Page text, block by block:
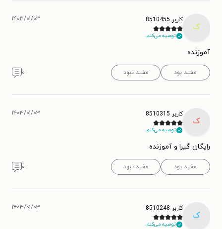
ک
کاربر 8510455
توصیه می‌کنم.
۱۴۰۳/۰۱/۰۳
آموزنده
مفید بود مفید نبود ۰
ک
کاربر 8510315
توصیه می‌کنم.
۱۴۰۳/۰۱/۰۳
رایگان گیرا و آموزنده
مفید بود مفید نبود ۰
ک
کاربر 8510248
توصیه می‌کنم.
۱۴۰۳/۰۱/۰۳